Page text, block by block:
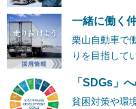
一緒に働く
栗山自動車で
りを目指して
「SDGs」
貧困対策や環